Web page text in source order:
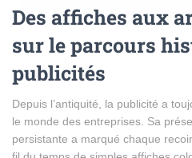
Des affiches aux
sur le parcours
publicités
Depuis l’antiquité, la publicité a
le monde des entreprises. Sa
persistante a marqué chaque